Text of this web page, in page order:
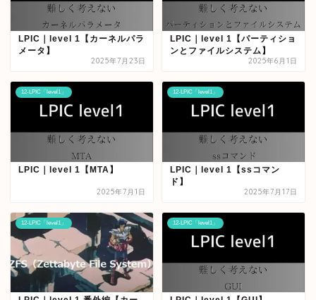
LPIC｜level 1【カーネルパラ
メータ】
2025年7月23日
LPIC｜level 1【パーティショ
ンとファイルシステム】
2025年6月1日
12-LPIC「level1」
LPIC｜level 1【MTA】
2025年7月1日
12-LPIC「level1」
LPIC｜level 1【ssコマン
ド】
2025年7月17日
12-LPIC「level1」 12-LPIC「level1」